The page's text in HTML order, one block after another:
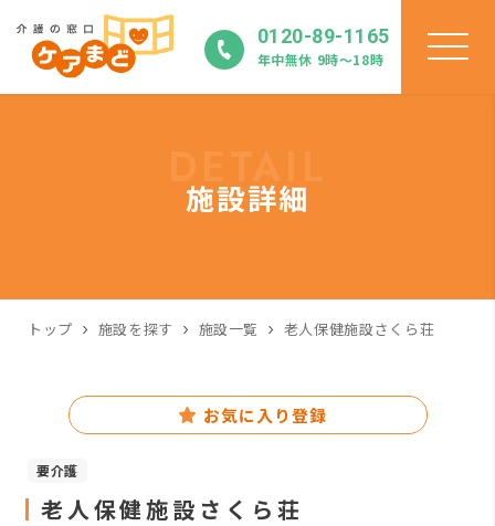
0120-89-1165
年中無休 9時〜18時
施設詳細
トップ 施設を探す 施設一覧 老人保健施設さくら荘
お気に入り登録
要介護
老人保健施設さくら荘